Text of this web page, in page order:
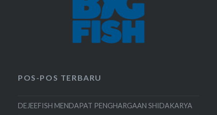
POS-POS TERBARU
DEJEEFISH MENDAPAT PENGHARGAAN SHIDAKARYA